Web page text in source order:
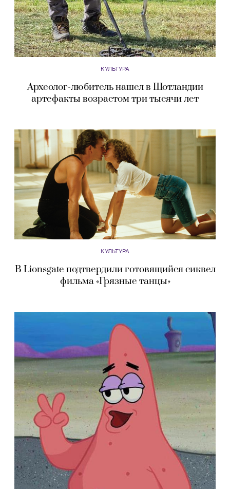
КУЛЬТУРА
Археолог-любитель нашел в Шотландии
артефакты возрастом три тысячи лет
КУЛЬТУРА
В Lionsgate подтвердили готовящийся сиквел
фильма «Грязные танцы»